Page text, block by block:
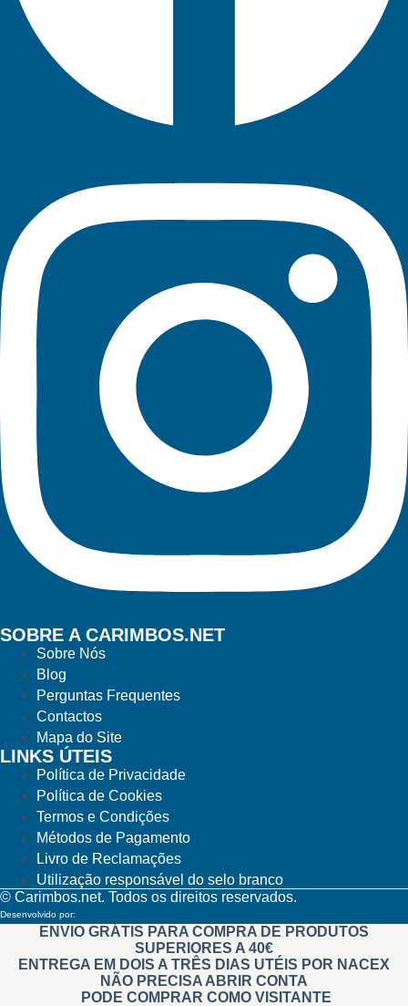
SOBRE A CARIMBOS.NET
Sobre Nós
Blog
Perguntas Frequentes
Contactos
Mapa do Site
LINKS ÚTEIS
Política de Privacidade
Política de Cookies
Termos e Condições
Métodos de Pagamento
Livro de Reclamações
Utilização responsável do selo branco
© Carimbos.net. Todos os direitos reservados.
Desenvolvido por:
ENVIO GRÁTIS PARA COMPRA DE PRODUTOS
SUPERIORES A 40€
ENTREGA EM DOIS A TRÊS DIAS UTÉIS POR NACEX
NÃO PRECISA ABRIR CONTA
PODE COMPRAR COMO VISITANTE